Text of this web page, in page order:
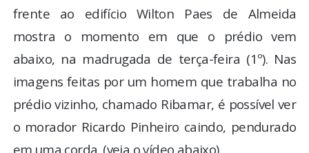
frente ao edifício Wilton Paes de Almeida
mostra o momento em que o prédio vem
abaixo, na madrugada de terça-feira (1º). Nas
imagens feitas por um homem que trabalha no
prédio vizinho, chamado Ribamar, é possível ver
o morador Ricardo Pinheiro caindo, pendurado
em uma corda. (veja o vídeo abaixo).